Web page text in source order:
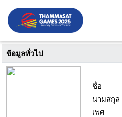
ข้อมูลทั่วไป
ชื่อ
นามสกุล
เพศ